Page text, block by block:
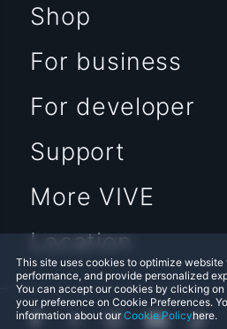
This site uses cookies to optimize
performance, and provide personalized
You can accept our cookies by clicking
your preference on Cookie Preferences.
information about ourCookie Policyhere.
Shop
For business
For developer
Support
More VIVE
Location